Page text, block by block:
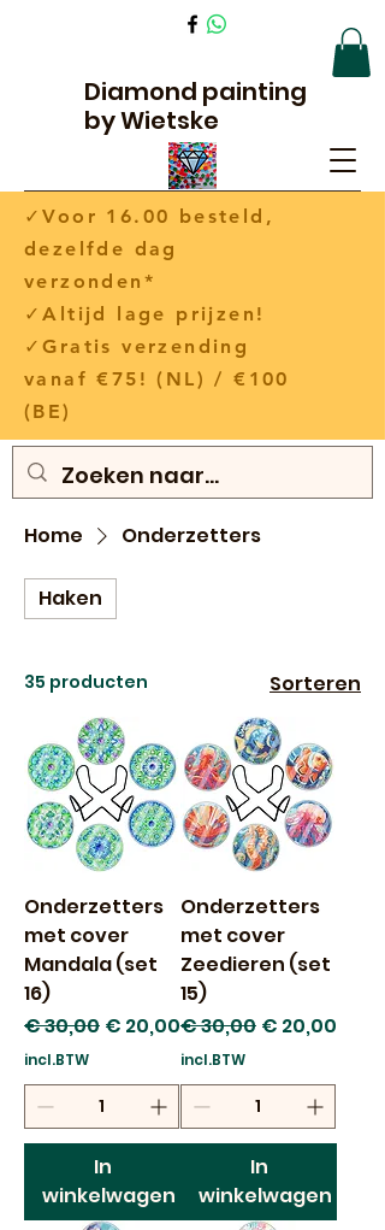
Diamond painting
by Wietske
✓Voor 16.00 besteld,
dezelfde dag
verzonden*
✓Altijd lage prijzen!
✓Gratis verzending
vanaf €75! (NL) / €100
(BE)
Home Onderzetters
Haken
35 producten Sorteren
Onderzetters
met cover
Mandala (set
16)
Normale prijs
€ 30,00 Verkoopprijs
€ 20,00
incl.BTW
In
winkelwagen
Onderzetters
met cover
Zeedieren (set
15)
Normale prijs
€ 30,00 Verkoopprijs
€ 20,00
incl.BTW
In
winkelwagen